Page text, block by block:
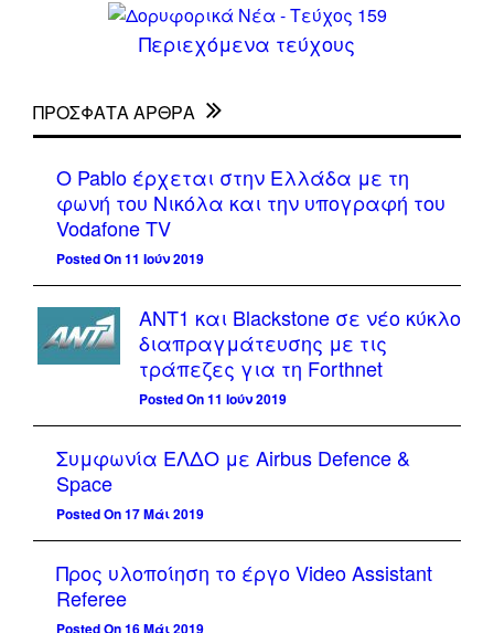
Περιεχόμενα τεύχους
ΠΡΌΣΦΑΤΑ ΆΡΘΡΑ
Ο Pablo έρχεται στην Ελλάδα με τη
φωνή του Νικόλα και την υπογραφή του
Vodafone TV
Posted On 11 Ιούν 2019
ΑΝΤ1 και Blackstone σε νέο κύκλο
διαπραγμάτευσης με τις
τράπεζες για τη Forthnet
Posted On 11 Ιούν 2019
Συμφωνία ΕΛΔΟ με Airbus Defence &
Space
Posted On 17 Μάι 2019
Προς υλοποίηση το έργο Video Assistant
Referee
Posted On 16 Μάι 2019